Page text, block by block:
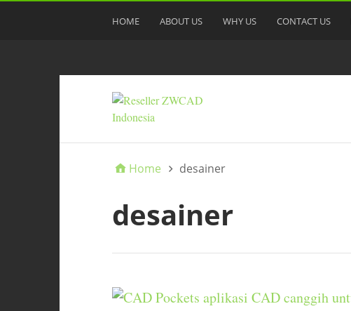
HOME ABOUT US WHY US CONTACT US
Home desainer
desainer